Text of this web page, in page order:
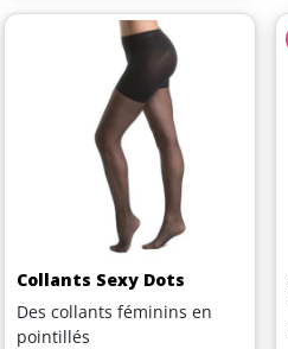
Collants Sexy Dots
Des collants féminins en
pointillés